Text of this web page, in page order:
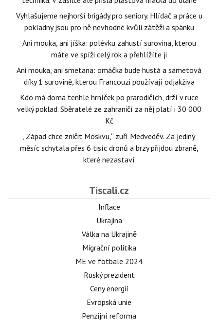
Vyhlašujeme nejhorší brigády pro seniory. Hlídač a práce u
pokladny jsou pro ně nevhodné kvůli zátěži a spánku
Ani mouka, ani jíška: polévku zahustí surovina, kterou
máte ve spíži celý rok a přehlížíte ji
Ani mouka, ani smetana: omáčka bude hustá a sametová
díky 1 surovině, kterou Francouzi používají odjakživa
Kdo má doma tenhle hrníček po prarodičích, drží v ruce
velký poklad. Sběratelé ze zahraničí za něj platí i 30 000
Kč
„Západ chce zničit Moskvu,“ zuří Medveděv. Za jediný
měsíc schytala přes 6 tisíc dronů a brzy přijdou zbraně,
které nezastaví
Tiscali.cz
Inflace
Ukrajina
Válka na Ukrajině
Migrační politika
ME ve fotbale 2024
Ruský prezident
Ceny energií
Evropská unie
Penzijní reforma